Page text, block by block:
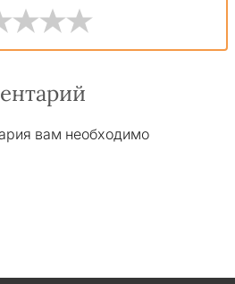
вам необходимо